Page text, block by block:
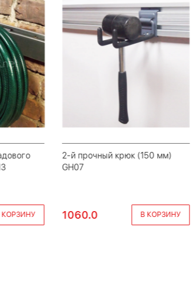
КОРЗИНУ
2-й прочный крюк (150 мм)
GH07
1060.0 В КОРЗИНУ